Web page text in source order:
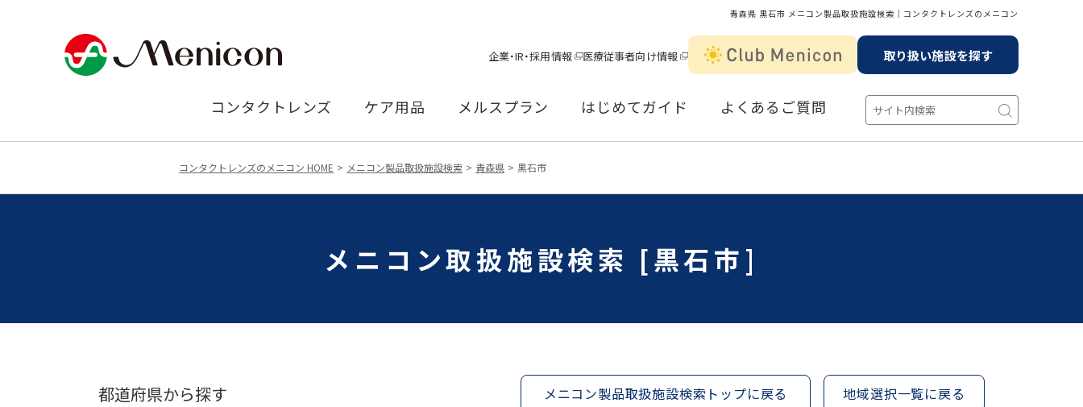
青森県 黒石市 メニコン製品取扱施設検索│コンタクトレンズのメニコン
企業・IR・採用情報 医療従事者向け情報 取り扱い施設を探す
コンタクトレンズ ケア用品 メルスプラン はじめてガイド よくあるご質問
コンタクトレンズのメニコン HOME メニコン製品取扱施設検索 青森県 黒石市
メニコン取扱施設検索 [黒石市]
都道府県から探す メニコン製品取扱施設検索トップに戻る 地域選択一覧に戻る